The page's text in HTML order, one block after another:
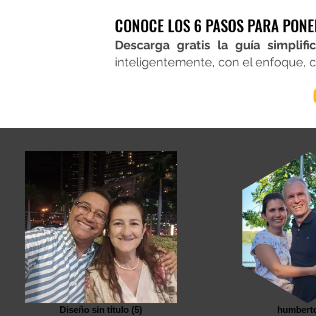
CONOCE LOS 6 PASOS PARA
Descarga gratis la guía
inteligentemente, con el enfoque,
Diseño sin título (5)